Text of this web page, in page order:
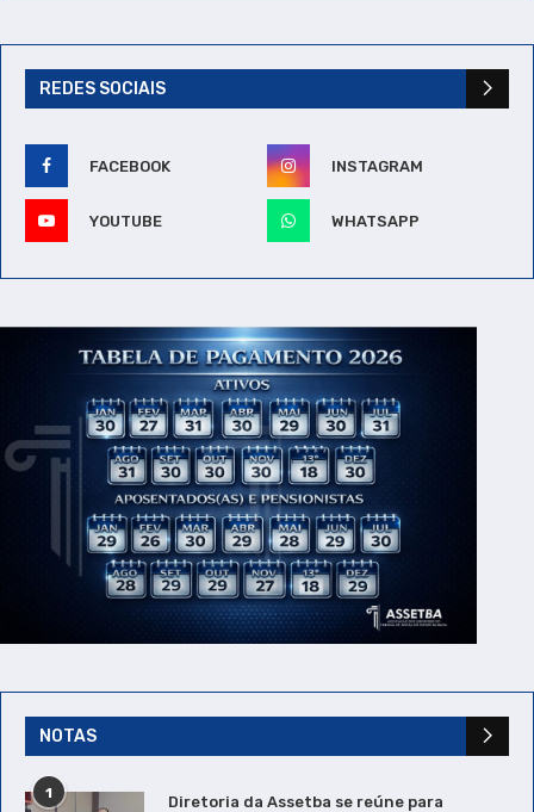
REDES SOCIAIS
FACEBOOK INSTAGRAM
YOUTUBE WHATSAPP
NOTAS
1
Diretoria da Assetba se reúne para